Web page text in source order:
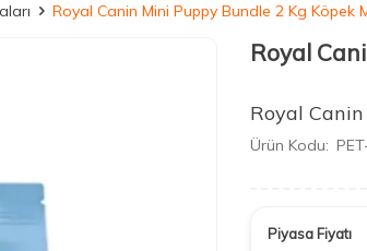
Royal Canin Mini Puppy Bundle 2 Kg Köpek
Royal
Royal
Ürün Kodu:
Piyasa Fiyatı